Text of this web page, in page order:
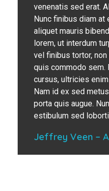
venenatis sed erat.
Nunc finibus diam at
aliquet mauris
lorem, ut interdum
vel finibus tortor,
quis commodo
cursus, ultricies
Nam id ex sed
porta quis augue.
estibulum sed
Jeffrey Veen –